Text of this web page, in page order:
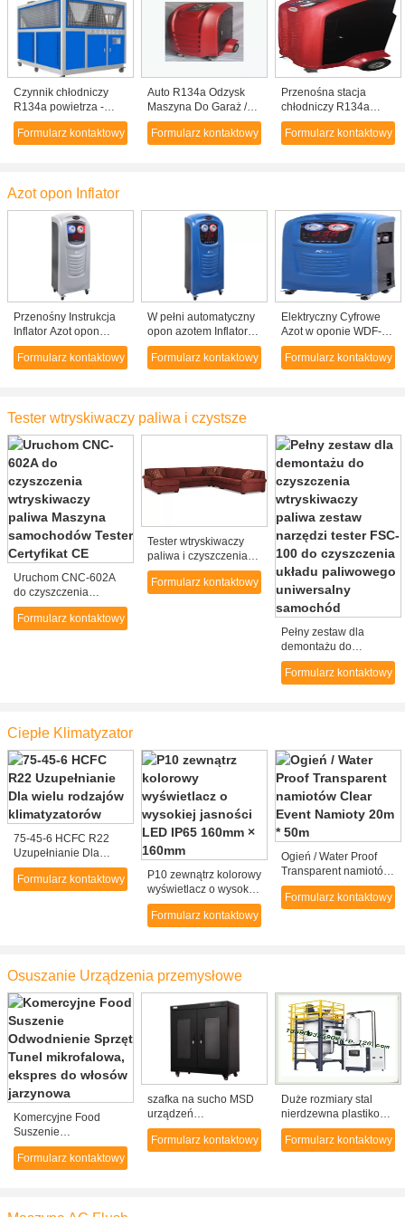
Czynnik chłodniczy
R134a powietrza -
Chłodzony agregat
śrubowy / box typu
Formularz kontaktowy
Auto R134a Odzysk
Maszyna Do Garaż /
Sprzęt chłodniczy
Reclaiming
Formularz kontaktowy
Przenośna stacja
chłodniczy R134a
klimatyzacja
odzyskiwania maszyna
Formularz kontaktowy
Azot opon Inflator
Przenośny Instrukcja
Inflator Azot opon
Inflacja X720 / Home
Azot opon
Formularz kontaktowy
W pełni automatyczny
opon azotem Inflator
WDF-X730, Cyfrowy
opon Inflator
Formularz kontaktowy
Elektryczny Cyfrowe
Azot w oponie WDF-
X730, Opony
samochodowe inflatory
Formularz kontaktowy
Tester wtryskiwaczy paliwa i czystsze
Uruchom CNC-602A
do czyszczenia
wtryskiwaczy paliwa
Maszyna samochodów
Formularz kontaktowy
Tester wtryskiwaczy
paliwa i czyszczenia
urządzenia Sprzęt
szkoleniowy
Formularz kontaktowy
Pełny zestaw dla
demontażu do
czyszczenia
wtryskiwaczy paliwa
uniwersalny samochód
Formularz kontaktowy
Ciepłe Klimatyzator
75-45-6 HCFC R22
Uzupełnianie Dla
wielu rodzajów
klimatyzatorów
Formularz kontaktowy
P10 zewnątrz kolorowy
wyświetlacz o wysokiej
jasności LED IP65
160mm × 160mm
Formularz kontaktowy
Ogień / Water Proof
Transparent namiotów
Clear Event Namioty
20m * 50m
Formularz kontaktowy
Osuszanie Urządzenia przemysłowe
Komercyjne Food
Suszenie
Odwodnienie Sprzęt
Tunel mikrofalowa,
Formularz kontaktowy
szafka na sucho MSD
urządzeń
przemysłowych
Formularz kontaktowy
Duże rozmiary stal
nierdzewna plastikowa
przemysłowe Pet
Crystallizer OEM
Formularz kontaktowy